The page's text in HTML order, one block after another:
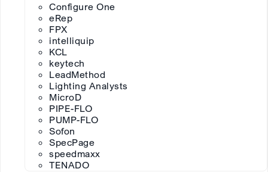
Configure One
eRep
FPX
intelliquip
KCL
keytech
LeadMethod
Lighting Analysts
MicroD
PIPE-FLO
PUMP-FLO
Sofon
SpecPage
speedmaxx
TENADO